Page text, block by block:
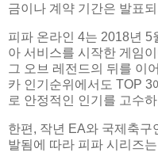
금이나 계약 기간은 발표
피파 온라인 4는 2018년
아 서비스를 시작한 게임
그 오브 레전드의 뒤를 이
카 인기순위에서도 TOP 3
로 안정적인 인기를 고수
한편, 작년 EA와 국제축구
발됨에 따라 피파 시리즈